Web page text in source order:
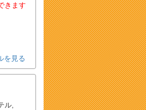
きます
を見る
ル,